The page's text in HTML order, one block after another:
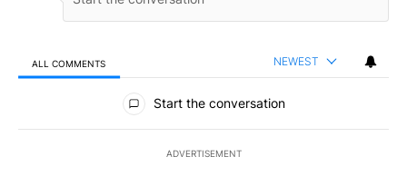
ALL COMMENTS NEWEST
All Comments
Start the conversation
ADVERTISEMENT